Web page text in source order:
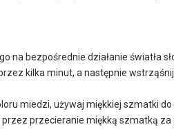
na bezpośrednie działanie światła
kilka minut, a następnie
miedzi, używaj miękkiej szmatki
przecieranie miękką szmatką za